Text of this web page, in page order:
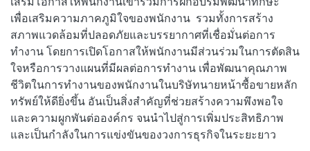
เพื่อเสริมความภาคภูมิใจของพนักงาน รวมทั้งการสร้าง
สภาพแวดล้อมที่ปลอดภัยและบรรยากาศที่เชื่อมั่นต่อการ
ทำงาน โดยการเปิดโอกาสให้พนักงานมีส่วนร่วมในการตัดสิน
ใจหรือการวางแผนที่มีผลต่อการทำงาน เพื่อพัฒนาคุณภาพ
ชีวิตในการทำงานของพนักงานในบริษัทนายหน้าซื้อขายหลัก
ทรัพย์ให้ดียิ่งขึ้น อันเป็นสิ่งสำคัญที่ช่วยสร้างความพึงพอใจ
และความผูกพันต่อองค์กร จนนำไปสู่การเพิ่มประสิทธิภาพ
และเป็นกำลังในการแข่งขันของวงการธุรกิจในระยะยาว